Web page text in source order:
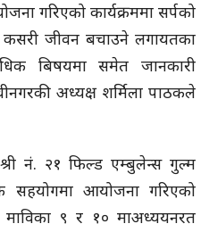
गरिएको कार्यक्रममा सर्पको
कसरी जीवन बचाउने लगायतका
बिषयमा समेत जानकारी
अध्यक्ष शर्मिला पाठकले
नं. २१ फिल्ड एम्बुलेन्स गुल्म
सहयोगमा आयोजना गरिएको
माविका ९ र १० माअध्ययनरत